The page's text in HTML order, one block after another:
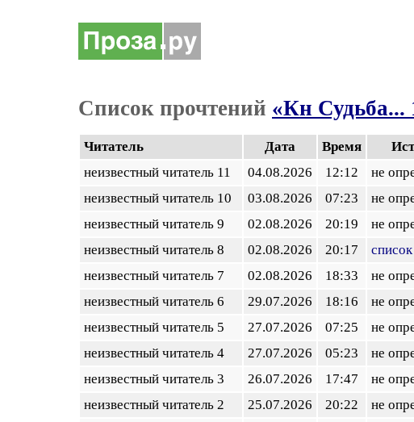
Список прочтений «Кн Судьба...
Читатель Дата Время
неизвестный читатель 11
04.08.2026 12:12
не
неизвестный читатель 10
03.08.2026 07:23
не
неизвестный читатель 9
02.08.2026 20:19
не
неизвестный читатель 8
02.08.2026 20:17
неизвестный читатель 7
02.08.2026 18:33
не
неизвестный читатель 6
29.07.2026 18:16
не
неизвестный читатель 5
27.07.2026 07:25
не
неизвестный читатель 4
27.07.2026 05:23
не
неизвестный читатель 3
26.07.2026 17:47
не
неизвестный читатель 2
25.07.2026 20:22
не